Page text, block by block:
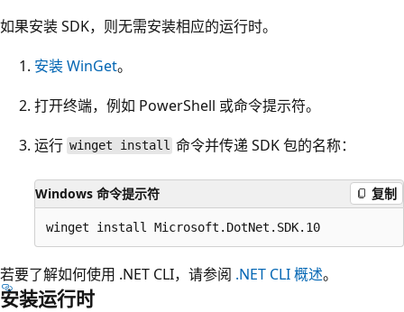
如果安装 SDK，则无需安装相应的运行时。
安装 WinGet。
打开终端，例如 PowerShell 或命令提示符。
运行 winget install 命令并传递 SDK 包的名称：
Windows 命令提示符 复制
若要了解如何使用 .NET CLI，请参阅 .NET CLI 概述。
安装运行时